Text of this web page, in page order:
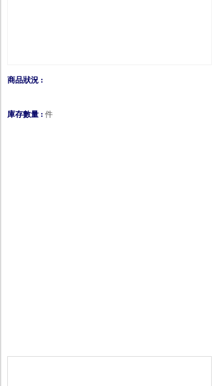
商品狀況 :
庫存數量 : 件